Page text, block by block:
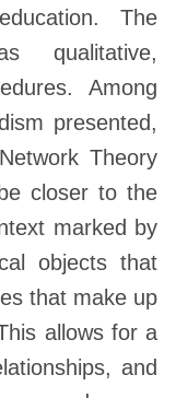
The
qualitative,
Among
presented,
Theory
closer to the
marked by
objects that
that make up
allows for a
and